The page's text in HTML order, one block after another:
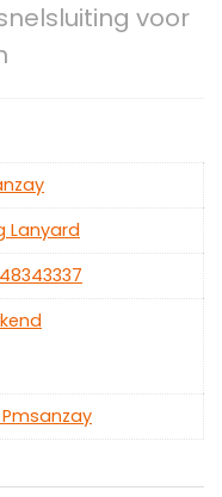
voor
Lanyard
Pmsanzay